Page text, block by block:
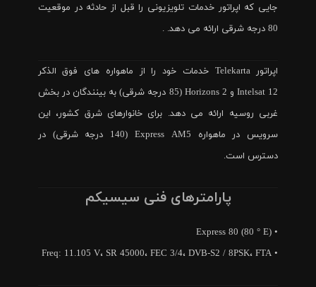
جایی که اپراتور خدمات تلویزیونی را قبل از حادثه در موقعیت
80 درجه شرقی ارائه می دهد. .
اپراتور Telekarta خدمات خود را از ماهواره های فوق الذکر
Intelsat 12 و Horizons 2 (85 درجه شرقی) به بینندگان در بخش
غربی روسیه ارائه می دهد. برای خانوارهای شرق کشور، این
سرویس در ماهواره Express AM5 (140 درجه شرقی) در
دسترس است.
پارامترهای فنی سیسیکم
• Express 80 (80 ° E)
• Freq: 11.105 V، SR 45000، FEC 3/4، DVB-S2 / 8PSK، FTA